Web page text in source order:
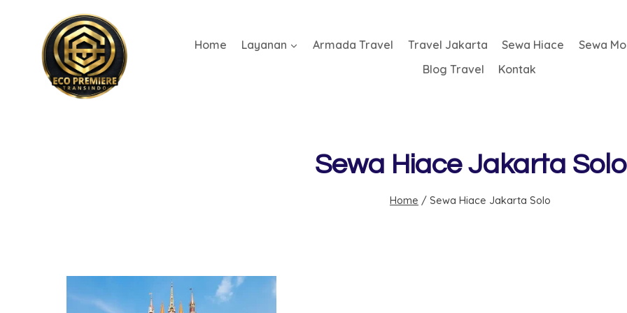
Home Layanan Armada Travel Travel Jakarta Sewa Hiace
Sewa
Blog Travel
Kontak
Sewa Hiace Jakarta Solo
Home / Sewa Hiace Jakarta Solo